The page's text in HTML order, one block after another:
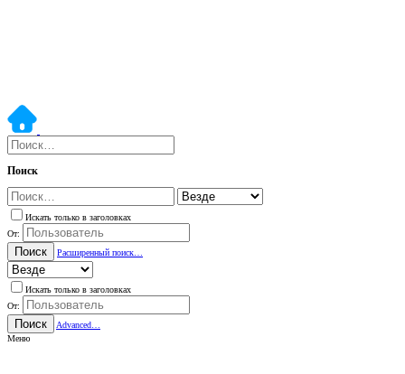
Поиск
Искать только в заголовках
От:
Поиск Расширенный поиск…
Искать только в заголовках
От:
Поиск
Advanced…
Меню